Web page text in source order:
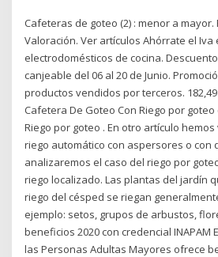
Cafeteras de goteo (2) : menor a
Valoración. Ver artículos Ahórrate el
electrodomésticos de cocina.
canjeable del 06 al 20 de Junio.
productos vendidos por terceros.
Cafetera De Goteo Con Riego por
Riego por goteo . En otro artículo
riego automático con aspersores o con
analizaremos el caso del riego por
riego localizado. Las plantas del jardín
riego del césped se riegan
ejemplo: setos, grupos de arbustos,
beneficios 2020 con credencial INAPAM
las Personas Adultas Mayores ofrece